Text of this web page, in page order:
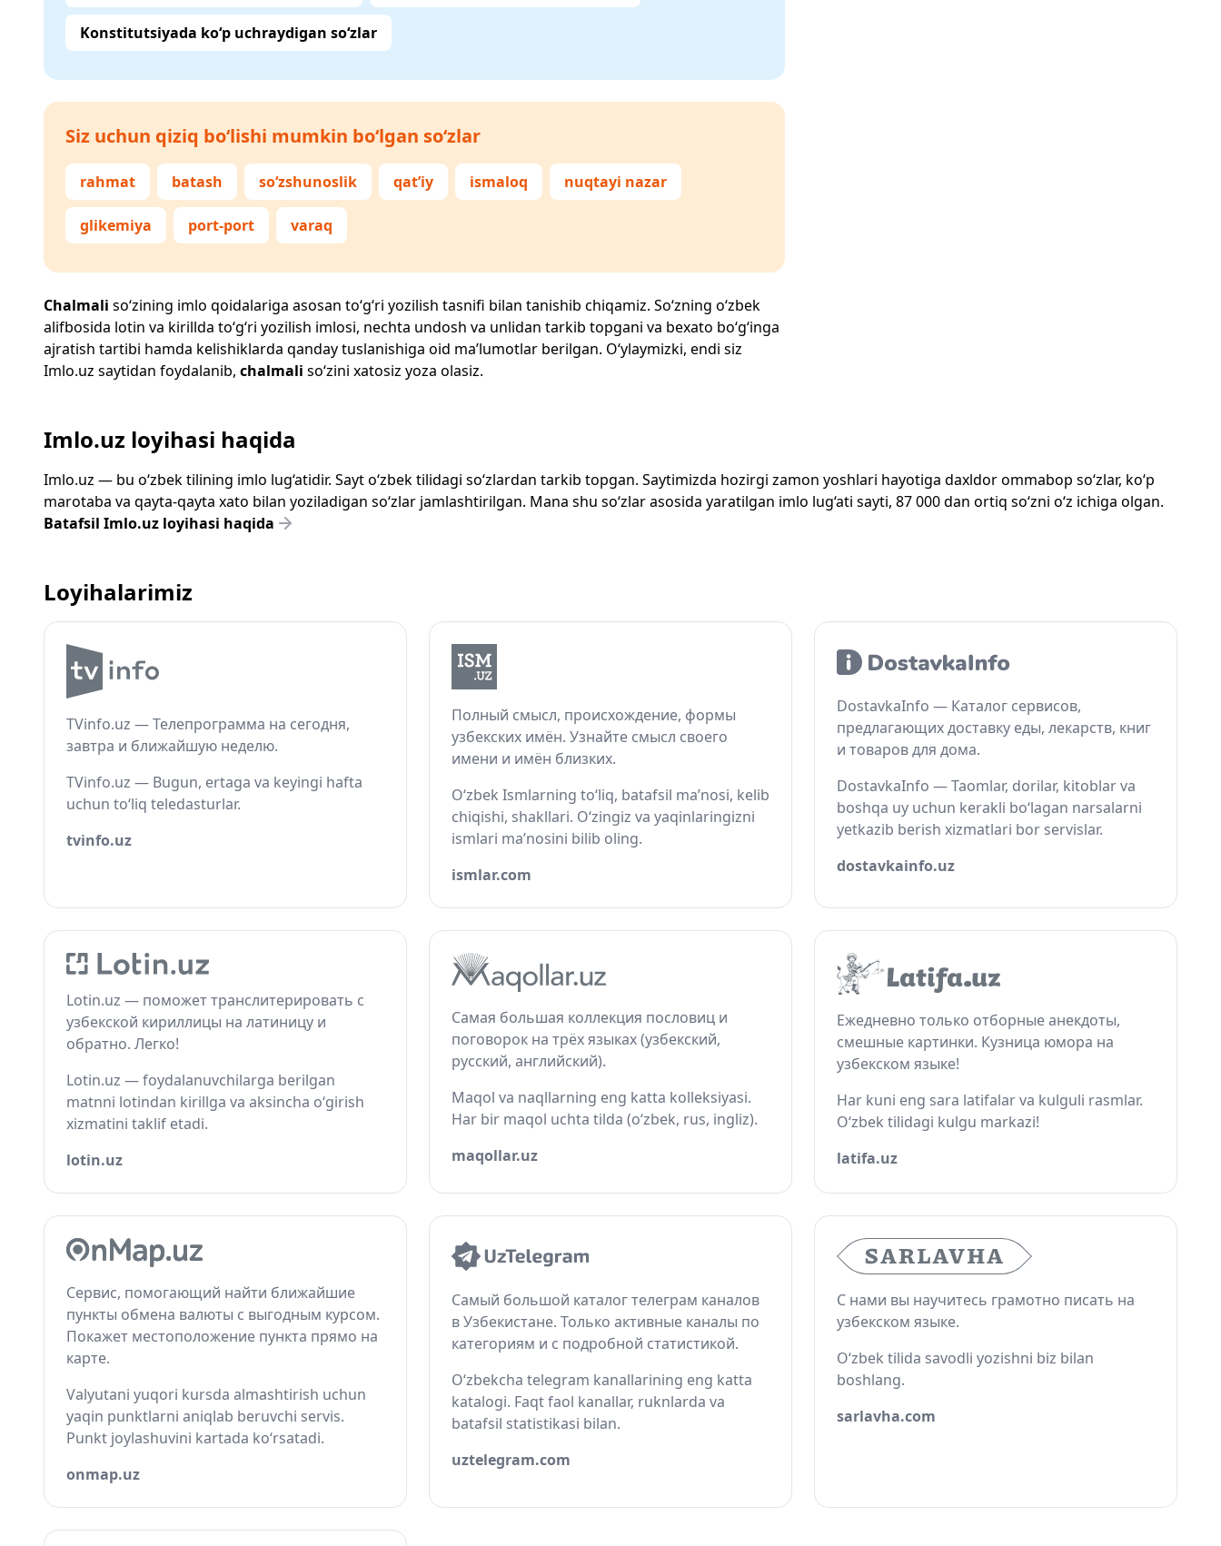
Konstitutsiyada ko‘p uchraydigan so‘zlar
Siz uchun qiziq bo‘lishi mumkin bo‘lgan so‘zlar
rahmat batash so‘zshunoslik qat’iy ismaloq nuqtayi nazar
glikemiya port-port varaq
Chalmali so‘zining imlo qoidalariga asosan to‘g‘ri yozilish tasnifi bilan tanishib chiqamiz. So‘zning o‘zbek
alifbosida lotin va kirillda to‘g‘ri yozilish imlosi, nechta undosh va unlidan tarkib topgani va bexato bo‘g‘inga
ajratish tartibi hamda kelishiklarda qanday tuslanishiga oid ma’lumotlar berilgan. O‘ylaymizki, endi siz
Imlo.uz saytidan foydalanib, chalmali so‘zini xatosiz yoza olasiz.
Imlo.uz loyihasi haqida
Imlo.uz — bu o‘zbek tilining imlo lug‘atidir. Sayt o‘zbek tilidagi so‘zlardan tarkib topgan. Saytimizda hozirgi zamon yoshlari hayotiga daxldor ommabop so‘zlar, ko‘p
marotaba va qayta-qayta xato bilan yoziladigan so‘zlar jamlashtirilgan. Mana shu so‘zlar asosida yaratilgan imlo lug‘ati sayti, 87 000 dan ortiq so‘zni o‘z ichiga olgan.
Batafsil Imlo.uz loyihasi haqida
Loyihalarimiz
TVinfo.uz — Телепрограмма на сегодня,
завтра и ближайшую неделю.
TVinfo.uz — Bugun, ertaga va keyingi hafta
uchun to‘liq teledasturlar.
tvinfo.uz
Полный смысл, происхождение, формы
узбекских имён. Узнайте смысл своего
имени и имён близких.
O‘zbek Ismlarning to‘liq, batafsil ma’nosi, kelib
chiqishi, shakllari. O‘zingiz va yaqinlaringizni
ismlari ma’nosini bilib oling.
ismlar.com
DostavkaInfo — Каталог сервисов,
предлагающих доставку еды, лекарств, книг
и товаров для дома.
DostavkaInfo — Taomlar, dorilar, kitoblar va
boshqa uy uchun kerakli bo‘lagan narsalarni
yetkazib berish xizmatlari bor servislar.
dostavkainfo.uz
Lotin.uz — поможет транслитерировать с
узбекской кириллицы на латиницу и
обратно. Легко!
Lotin.uz — foydalanuvchilarga berilgan
matnni lotindan kirillga va aksincha o‘girish
xizmatini taklif etadi.
lotin.uz
Самая большая коллекция пословиц и
поговорок на трёх языках (узбекский,
русский, английский).
Maqol va naqllarning eng katta kolleksiyasi.
Har bir maqol uchta tilda (o‘zbek, rus, ingliz).
maqollar.uz
Ежедневно только отборные анекдоты,
смешные картинки. Кузница юмора на
узбекском языке!
Har kuni eng sara latifalar va kulguli rasmlar.
O‘zbek tilidagi kulgu markazi!
latifa.uz
Сервис, помогающий найти ближайшие
пункты обмена валюты с выгодным курсом.
Покажет местоположение пункта прямо на
карте.
Valyutani yuqori kursda almashtirish uchun
yaqin punktlarni aniqlab beruvchi servis.
Punkt joylashuvini kartada ko‘rsatadi.
onmap.uz
Самый большой каталог телеграм каналов
в Узбекистане. Только активные каналы по
категориям и с подробной статистикой.
O‘zbekcha telegram kanallarining eng katta
katalogi. Faqt faol kanallar, ruknlarda va
batafsil statistikasi bilan.
uztelegram.com
С нами вы научитесь грамотно писать на
узбекском языке.
O‘zbek tilida savodli yozishni biz bilan
boshlang.
sarlavha.com